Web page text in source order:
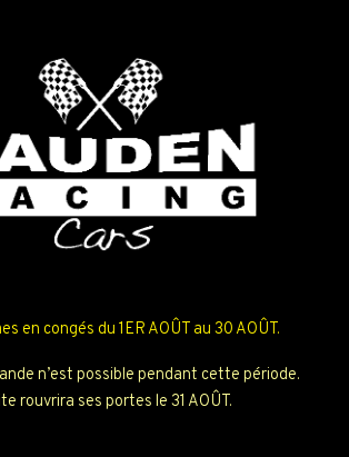
en congés du 1ER AOÛT au 30 AOÛT.
n’est possible pendant cette période.
rouvrira ses portes le 31 AOÛT.